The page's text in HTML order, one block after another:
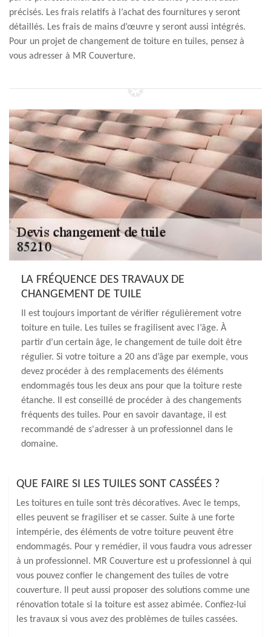
précisés. Les frais relatifs à l’achat des fournitures y seront
détaillés. Les frais de mains d’œuvre y seront aussi intégrés.
Pour un projet de changement de toiture en tuiles, pensez à
vous adresser à MR Couverture.
LA FRÉQUENCE DES TRAVAUX DE
CHANGEMENT DE TUILE
Il est toujours important de vérifier régulièrement votre
toiture en tuile. Les tuiles se fragilisent avec l’âge. À
partir d’un certain âge, le changement de tuile doit être
régulier. Si votre toiture a 20 ans d’âge par exemple, vous
devez procéder à des remplacements des éléments
endommagés tous les deux ans pour que la toiture reste
étanche. Il est conseillé de procéder à des changements
fréquents des tuiles. Pour en savoir davantage, il est
recommandé de s'adresser à un professionnel dans le
domaine.
QUE FAIRE SI LES TUILES SONT CASSÉES ?
Les toitures en tuile sont très décoratives. Avec le temps,
elles peuvent se fragiliser et se casser. Suite à une forte
intempérie, des éléments de votre toiture peuvent être
endommagés. Pour y remédier, il vous faudra vous adresser
à un professionnel. MR Couverture est u professionnel à qui
vous pouvez confier le changement des tuiles de votre
couverture. Il peut aussi proposer des solutions comme une
rénovation totale si la toiture est assez abimée. Confiez-lui
les travaux si vous avez des problèmes de tuiles cassées.